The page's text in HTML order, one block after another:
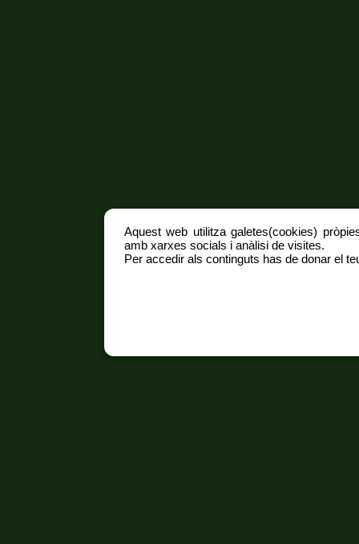
Aquest web utilitza galetes(cookies)
amb xarxes socials i anàlisi de visites.
Per accedir als continguts has de donar el